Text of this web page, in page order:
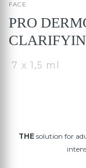
FACE
PRO
7 x 1,5 ml
THEsolution for